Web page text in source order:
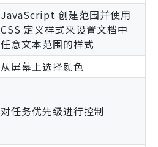
JavaScript 创建范围并使用
CSS 定义样式来设置文档中
任意文本范围的样式
从屏幕上选择颜色
对任务优先级进行控制